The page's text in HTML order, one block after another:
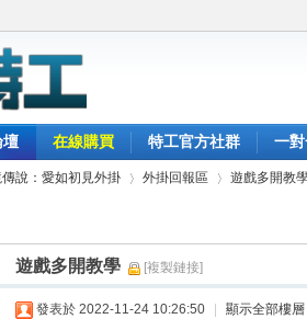
壇 在線購買 特工官方社群 一
傳說：愛如初見外掛 外掛回報區 遊戲多開教
遊戲多開教學 [複製鏈接]
發表於 2022-11-24 10:26:50 顯示全部樓層